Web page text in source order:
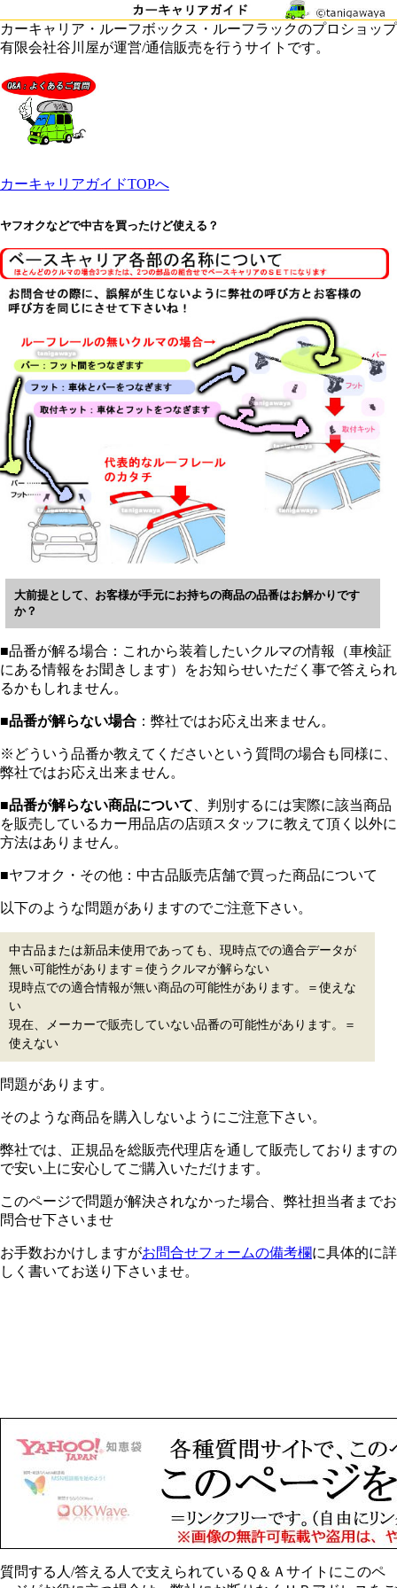
カーキャリア・ルーフボックス・ルーフラックのプロショップ
有限会社谷川屋が運営/通信販売を行うサイトです。
カーキャリアガイドTOPへ
ヤフオクなどで中古を買ったけど使える？
大前提として、お客様が手元にお持ちの商品の品番はお解かりです
か？
■品番が解る場合：これから装着したいクルマの情報（車検証
にある情報をお聞きします）をお知らせいただく事で答えられ
るかもしれません。
■品番が解らない場合 ：弊社ではお応え出来ません。
※どういう品番か教えてくださいという質問の場合も同様に、
弊社ではお応え出来ません。
■品番が解らない商品について 、判別するには実際に該当商品
を販売しているカー用品店の店頭スタッフに教えて頂く以外に
方法はありません。
■ヤフオク・その他：中古品販売店舗で買った商品について
以下のような問題がありますのでご注意下さい。
中古品または新品未使用であっても、現時点での適合データが
無い可能性があります＝使うクルマが解らない
現時点での適合情報が無い商品の可能性があります。＝使えな
い
現在、メーカーで販売していない品番の可能性があります。＝
使えない
問題があります。
そのような商品を購入しないようにご注意下さい。
弊社では、正規品を総販売代理店を通して販売しておりますの
で安い上に安心してご購入いただけます。
このページで問題が解決されなかった場合、弊社担当者までお
問合せ下さいませ
お手数おかけしますがお問合せフォームの備考欄に具体的に詳
しく書いてお送り下さいませ。
質問する人/答える人で支えられているＱ＆Ａサイトにこのペ